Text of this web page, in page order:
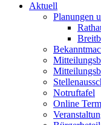
Aktuell
Planungen
Notruftafel
Online